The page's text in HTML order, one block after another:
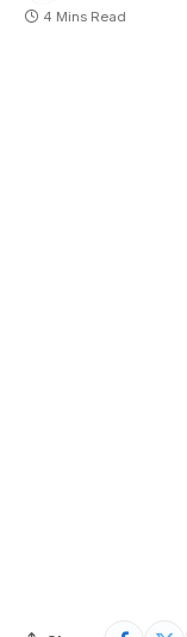
4 Mins Read